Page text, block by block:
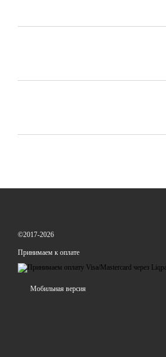
©2017-2026
Принимаем к оплате
Мобильная версия